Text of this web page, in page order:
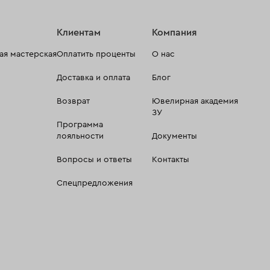
мастерская
Клиентам
Оплатить проценты
Доставка и оплата
Возврат
Программа
лояльности
Вопросы и ответы
Спецпредложения
Компания
О нас
Блог
Ювелирная академия
ЗУ
Документы
Контакты